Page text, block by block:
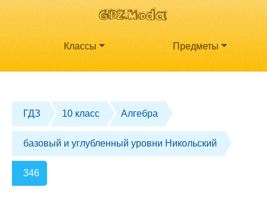
Классы Предметы
ГДЗ 10 класс Алгебра
базовый и углубленный уровни Никольский
346